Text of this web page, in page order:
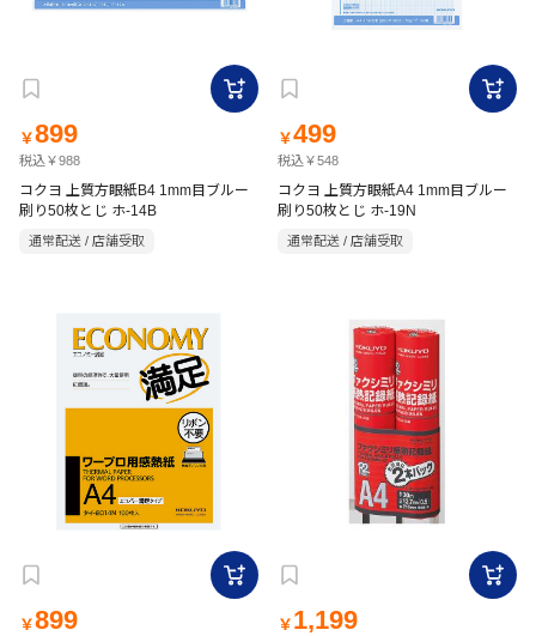
￥899
税込￥988
コクヨ 上質方眼紙B4 1mm目ブルー
刷り50枚とじ ホ-14B
通常配送 / 店舗受取
￥499
税込￥548
コクヨ 上質方眼紙A4 1mm目ブルー
刷り50枚とじ ホ-19N
通常配送 / 店舗受取
￥899 ￥ 1,199